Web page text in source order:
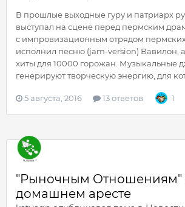
В прошлые выходные гуру и патриарх
выступал на сцене перед пермским
с импровизационным отрядом
исполнил песню (jam-version) Вавилон,
хиты для 10000 горожан. Музыкальные
генерируют творческую энергию, для
5 августа, 2016 13 ответов 1
"Рыночным Отношениям"
домашнем аресте